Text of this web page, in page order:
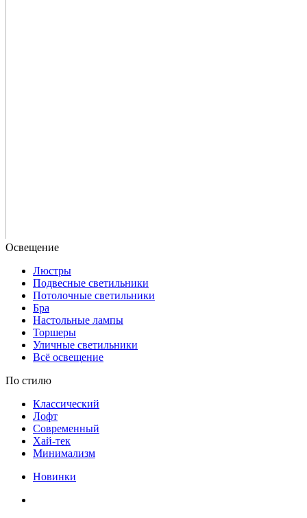
Люстры
Подвесные светильники
Потолочные светильники
Бра
Настольные лампы
Торшеры
Уличные светильники